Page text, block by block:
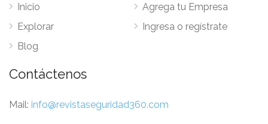
Inicio
Explorar
Blog
Agrega tu Empresa
Ingresa o regístrate
Contáctenos
Mail: info@revistaseguridad360.com